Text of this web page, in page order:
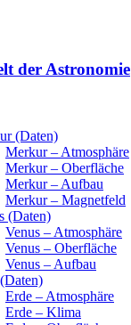
der Astronomie
(Daten)
Merkur – Atmosphäre
Merkur – Oberfläche
Merkur – Aufbau
Merkur – Magnetfeld
(Daten)
Venus – Atmosphäre
Venus – Oberfläche
Venus – Aufbau
Erde – Atmosphäre
Erde – Klima